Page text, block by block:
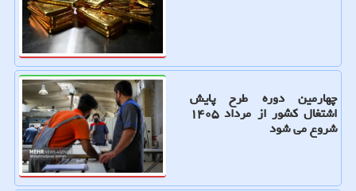
چهارمین دوره طرح پایش
اشتغال کشور از مرداد ۱۴۰۵
شروع می شود